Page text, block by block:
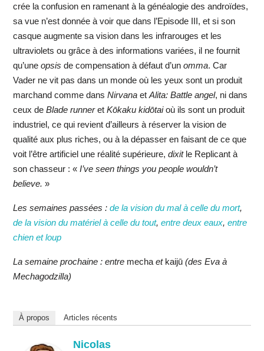
crée la confusion en ramenant à la généalogie des androïdes,
sa vue n’est donnée à voir que dans l’Episode III, et si son
casque augmente sa vision dans les infrarouges et les
ultraviolets ou grâce à des informations variées, il ne fournit
qu’une opsis de compensation à défaut d’un omma. Car
Vader ne vit pas dans un monde où les yeux sont un produit
marchand comme dans Nirvanaet Alita: Battle angel, ni dans
ceux de Blade runneret Kōkaku kidōtaioù ils sont un produit
industriel, ce qui revient d’ailleurs à réserver la vision de
qualité aux plus riches, ou à la dépasser en faisant de ce que
voit l’être artificiel une réalité supérieure, dixitle Replicant à
son chasseur : « I’ve seen things you people wouldn’t
believe. »
Les semaines passées : de la vision du mal à celle du mort,
de la vision du matériel à celle du tout, entre deux eaux, entre
chien et loup
La semaine prochaine : entre mechaet kaijū(des Eva à
Mechagodzilla)
À propos Articles récents
Nicolas